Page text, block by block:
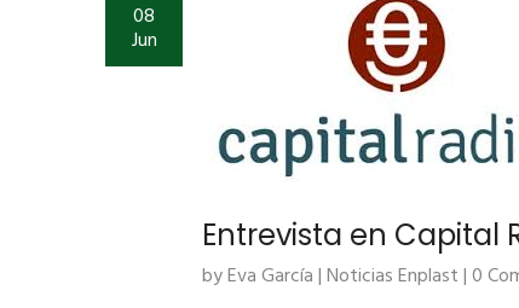
08
Jun
Entrevista en Capital
by Eva García |Noticias Enplast| 0